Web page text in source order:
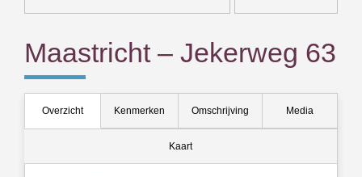
Maastricht – Jekerweg 63
Overzicht Kenmerken Omschrijving Media
Kaart